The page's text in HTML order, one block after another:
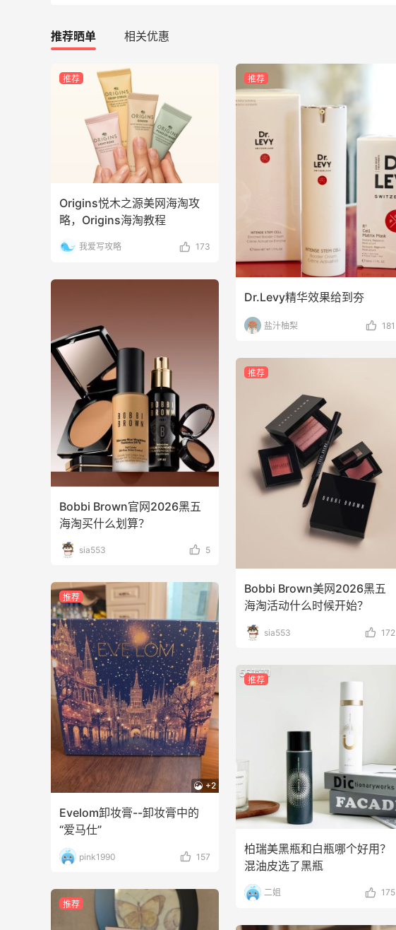
推荐晒单 相关优惠
推荐
Origins悦木之源美网海淘攻
略，Origins海淘教程
我爱写攻略 173
Bobbi Brown官网2026黑五
海淘买什么划算？
sia553 5
推荐
+2
Evelom卸妆膏--卸妆膏中的
“爱马仕”
pink1990 157
推荐
推荐
Dr.Levy精华效果给到夯
盐汁柚梨 181
推荐
Bobbi Brown美网2026黑五
海淘活动什么时候开始？
sia553 172
推荐
柏瑞美黑瓶和白瓶哪个好用？
混油皮选了黑瓶
二姐 175
87人获得返利
iherb打工人**三件套 | 内调外养篇！
08月09日
夏天续命水来了！山姆弱碱水+可乐联名
罐
2
iHerb怎样凑单实付金额既能免关税又能
免邮？
08月09日
iHerb新人海淘必看｜50元免关税额度按
实付金额算
08月09日 1